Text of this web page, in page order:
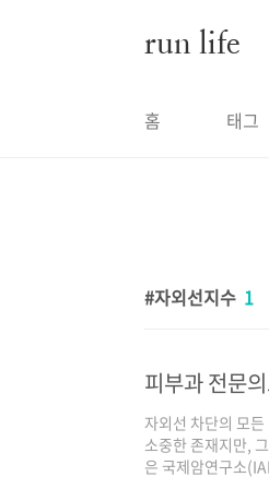
run life
홈 태그
자외선지수 1
자외선 차단의 모
소중한 존재지만,
은 국제암연구소